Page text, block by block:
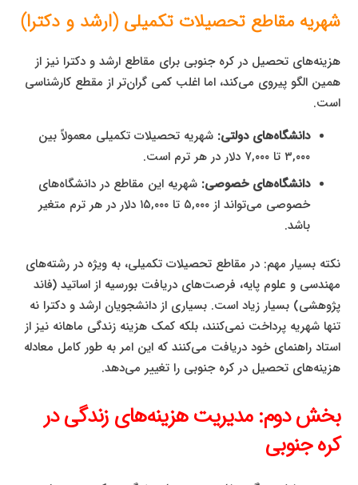
شهریه مقاطع تحصیلات تکمیلی (ارشد و دکترا)
هزینه‌های تحصیل در کره جنوبی برای مقاطع ارشد و دکترا نیز از
همین الگو پیروی می‌کند، اما اغلب کمی گران‌تر از مقطع کارشناسی
است.
دانشگاه‌های دولتی: شهریه تحصیلات تکمیلی معمولاً بین
۳,۰۰۰ تا ۷,۰۰۰ دلار در هر ترم است.
دانشگاه‌های خصوصی: شهریه این مقاطع در دانشگاه‌های
خصوصی می‌تواند از ۵,۰۰۰ تا ۱۵,۰۰۰ دلار در هر ترم متغیر
باشد.
نکته بسیار مهم: در مقاطع تحصیلات تکمیلی، به ویژه در رشته‌های
مهندسی و علوم پایه، فرصت‌های دریافت بورسیه از اساتید (فاند
پژوهشی) بسیار زیاد است. بسیاری از دانشجویان ارشد و دکترا نه
تنها شهریه پرداخت نمی‌کنند، بلکه کمک هزینه زندگی ماهانه نیز از
استاد راهنمای خود دریافت می‌کنند که این امر به طور کامل معادله
هزینه‌های تحصیل در کره جنوبی را تغییر می‌دهد.
بخش دوم: مدیریت هزینه‌های زندگی در
کره جنوبی